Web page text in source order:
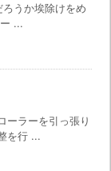
うか埃除けをめ
...
ーラーを引っ張り
を行 ...